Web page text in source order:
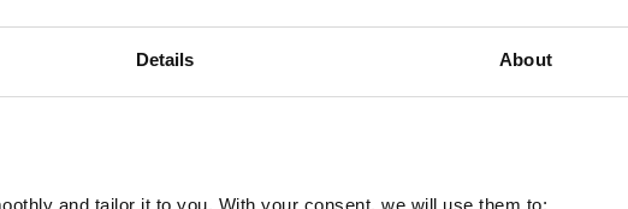
Details About
and tailor it to you. With your consent, we will use them to:
Les BCAA représentent environ. ⅓ des protéines qui construisent le
acides aminés, leur lieu de dégradation se situe principalement dans
les acides aminés à chaîne ramifiée sont appréciés et facilement utilisés